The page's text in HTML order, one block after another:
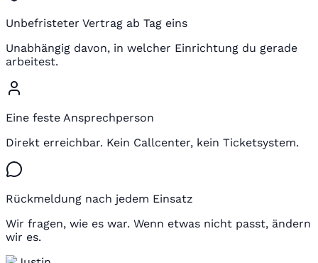
Unbefristeter Vertrag ab Tag eins
Unabhängig davon, in welcher Einrichtung du gerade
arbeitest.
Eine feste Ansprechperson
Direkt erreichbar. Kein Callcenter, kein Ticketsystem.
Rückmeldung nach jedem Einsatz
Wir fragen, wie es war. Wenn etwas nicht passt, ändern
wir es.